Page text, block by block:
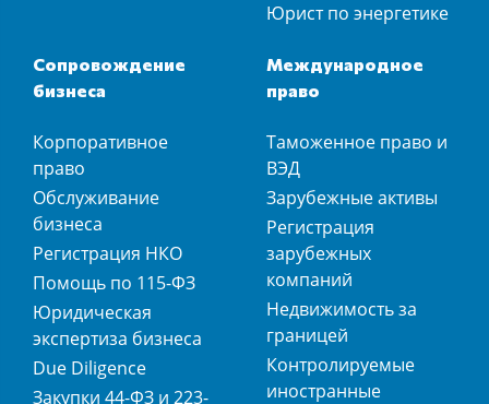
Юрист по энергетике
Сопровождение
бизнеса
Корпоративное
право
Обслуживание
бизнеса
Регистрация НКО
Помощь по 115-ФЗ
Юридическая
экспертиза бизнеса
Due Diligence
Закупки 44-ФЗ и 223-
Международное
право
Таможенное право и
ВЭД
Зарубежные активы
Регистрация
зарубежных
компаний
Недвижимость за
границей
Контролируемые
иностранные